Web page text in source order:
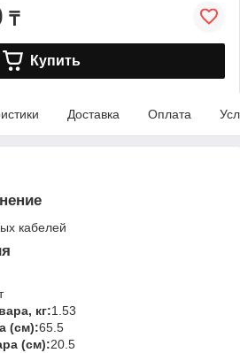
₸
Купить
Доставка Оплата
кабелей
кг:1.53
(см):65.5
(см):20.5